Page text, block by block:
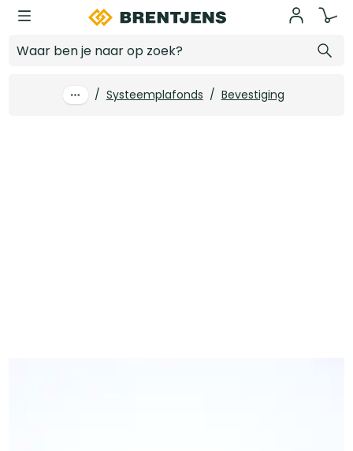
Ga naar hoofdinhoud
/ Systeemplafonds / Bevestiging
Log in voor prijzen